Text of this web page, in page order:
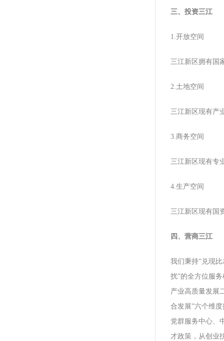
三、投资三江
1.开放空间
三江新区拥有国
2.土地空间
三江新区现有产
3.商务空间
三江新区现有专
4.生产空间
三江新区现有国
四、营商三江
我们秉持“兑现
扰”的全方位服
产业高质量发展
合发展”六个维
党群服务中心、
才政策，从创业